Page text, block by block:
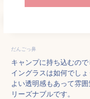
だんごっ鼻
キャンプに持ち込むの
イングラスは如何でし
よい透明感もあって雰
リーズナブルです。